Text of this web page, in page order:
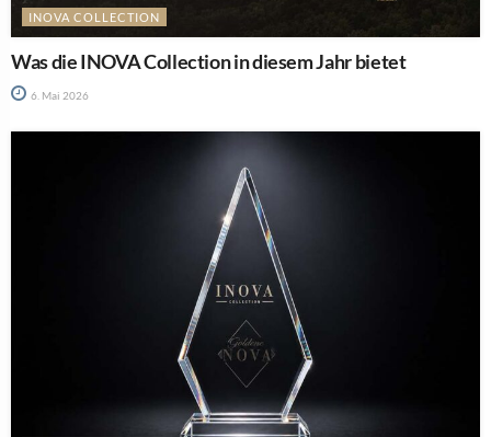
INOVA COLLECTION
Was die INOVA Collection in diesem Jahr bietet
6. Mai 2026